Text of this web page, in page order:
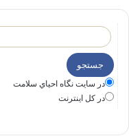
در سايت نگاه احياي سلامت
در كل اينترنت